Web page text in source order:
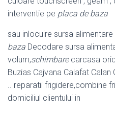
interventie pe placa de baza
sau inlocuire sursa
baza Decodare sursa
volum,schimbarecarcasa
Buzias Cajvana Calafat Calan
.. reparatii frigidere,combine
domiciliul clientului in